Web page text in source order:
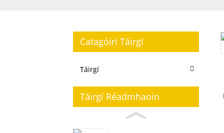
Catagóirí Táirgí
Táirgí
Táirgí Réadmhaoin